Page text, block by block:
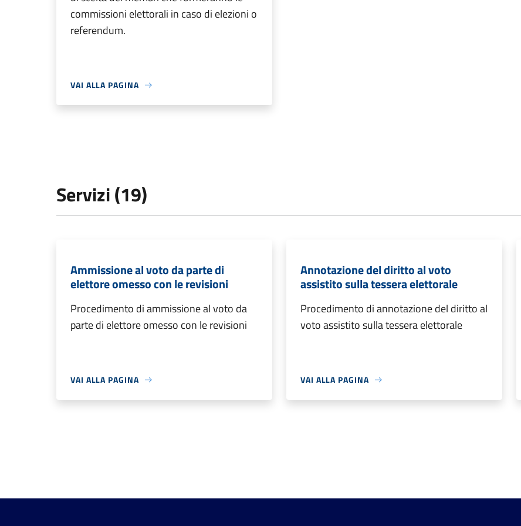
commissioni elettorali in caso di elezioni o
referendum.
VAI ALLA PAGINA
Servizi (19)
Ammissione al voto da parte di
elettore omesso con le revisioni
Procedimento di ammissione al voto da
parte di elettore omesso con le revisioni
VAI ALLA PAGINA
Annotazione del diritto al voto
assistito sulla tessera elettorale
Procedimento di annotazione del diritto al
voto assistito sulla tessera elettorale
VAI ALLA PAGINA